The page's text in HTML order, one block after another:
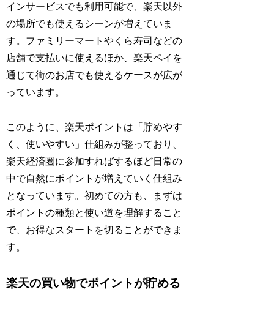
インサービスでも利用可能で、楽天以外
の場所でも使えるシーンが増えていま
す。ファミリーマートやくら寿司などの
店舗で支払いに使えるほか、楽天ペイを
通じて街のお店でも使えるケースが広が
っています。
このように、楽天ポイントは「貯めやす
く、使いやすい」仕組みが整っており、
楽天経済圏に参加すればするほど日常の
中で自然にポイントが増えていく仕組み
となっています。初めての方も、まずは
ポイントの種類と使い道を理解すること
で、お得なスタートを切ることができま
す。
楽天の買い物でポイントが貯める